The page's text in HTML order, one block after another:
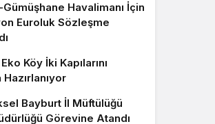
Havalimanı İçin
Euroluk Sözleşme
Köy İki Kapılarını
Bayburt İl Müftülüğü
Görevine Atandı